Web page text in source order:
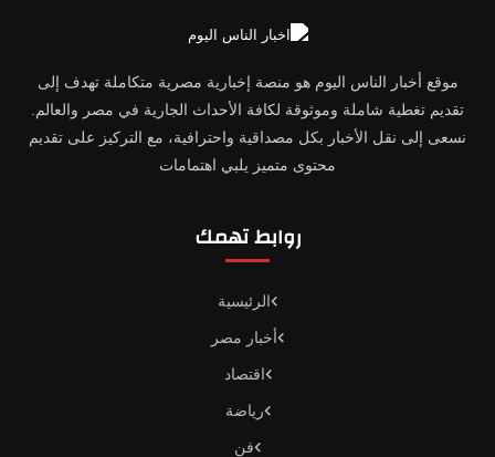
موقع أخبار الناس اليوم هو منصة إخبارية مصرية متكاملة تهدف إلى
تقديم تغطية شاملة وموثوقة لكافة الأحداث الجارية في مصر والعالم.
نسعى إلى نقل الأخبار بكل مصداقية واحترافية، مع التركيز على تقديم
محتوى متميز يلبي اهتمامات
روابط تهمك
الرئيسية
أخبار مصر
اقتصاد
رياضة
فن